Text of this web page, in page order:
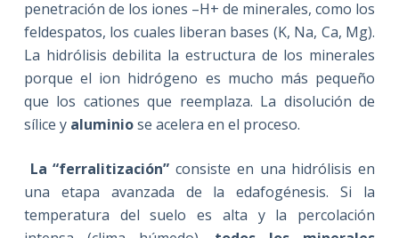
penetración de los iones –H+ de minerales, como los
feldespatos, los cuales liberan bases (K, Na, Ca, Mg).
La hidrólisis debilita la estructura de los minerales
porque el ion hidrógeno es mucho más pequeño
que los cationes que reemplaza. La disolución de
sílice y aluminiose acelera en el proceso.
La “ferralitización”consiste en una hidrólisis en
una etapa avanzada de la edafogénesis. Si la
temperatura del suelo es alta y la percolación